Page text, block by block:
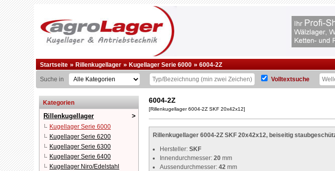
Startseite » Rillenkugellager » Kugellager Serie 6000 » 6004-2Z
Suche in Volltextsuche
Kategorien
Rillenkugellager
Kugellager Serie 6000
Kugellager Serie 6200
Kugellager Serie 6300
Kugellager Serie 6400
Kugellager Niro/Edelstahl
6004-2Z
[Rillenkugellager 6004-2Z SKF 20x42x12]
Rillenkugellager 6004-2Z SKF 20x42x12, beiseitig
Hersteller: SKF
Innendurchmesser: 20 mm
Aussendurchmesser: 42 mm